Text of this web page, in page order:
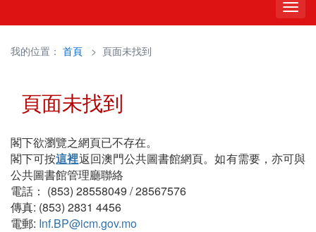
我的位置： 首頁 > 頁面未找到
頁面未找到
閣下欲瀏覽之網頁已不存在。
閣下可按這裡返回澳門公共圖書館網頁。如有需要，亦可與
公共圖書館管理廳聯絡
電話： (853) 28558049 / 28567576
傳真: (853) 2831 4456
電郵: Inf.BP@icm.gov.mo